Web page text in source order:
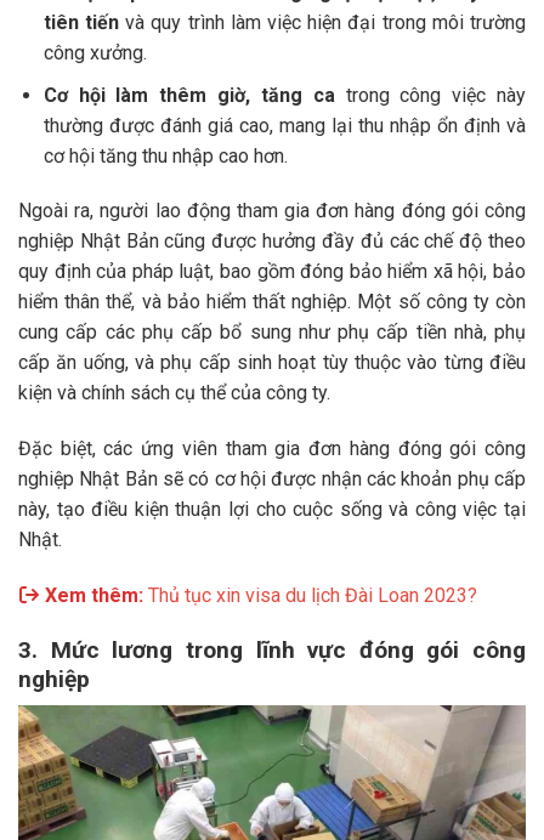
tiên tiến và quy trình làm việc hiện đại trong môi trường
công xưởng.
Cơ hội làm thêm giờ, tăng ca trong công việc này
thường được đánh giá cao, mang lại thu nhập ổn định và
cơ hội tăng thu nhập cao hơn.
Ngoài ra, người lao động tham gia đơn hàng đóng gói công
nghiệp Nhật Bản cũng được hưởng đầy đủ các chế độ theo
quy định của pháp luật, bao gồm đóng bảo hiểm xã hội, bảo
hiểm thân thể, và bảo hiểm thất nghiệp. Một số công ty còn
cung cấp các phụ cấp bổ sung như phụ cấp tiền nhà, phụ
cấp ăn uống, và phụ cấp sinh hoạt tùy thuộc vào từng điều
kiện và chính sách cụ thể của công ty.
Đặc biệt, các ứng viên tham gia đơn hàng đóng gói công
nghiệp Nhật Bản sẽ có cơ hội được nhận các khoản phụ cấp
này, tạo điều kiện thuận lợi cho cuộc sống và công việc tại
Nhật.
Xem thêm: Thủ tục xin visa du lịch Đài Loan 2023?
3. Mức lương trong lĩnh vực đóng gói công
nghiệp